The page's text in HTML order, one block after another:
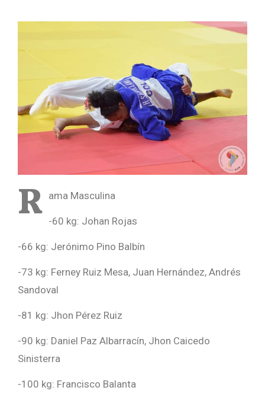
R ama Masculina
-60 kg: Johan Rojas
-66 kg: Jerónimo Pino Balbín
-73 kg: Ferney Ruiz Mesa, Juan Hernández, Andrés
Sandoval
-81 kg: Jhon Pérez Ruiz
-90 kg: Daniel Paz Albarracín, Jhon Caicedo
Sinisterra
-100 kg: Francisco Balanta